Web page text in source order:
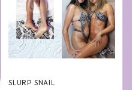
SLURP SNAIL